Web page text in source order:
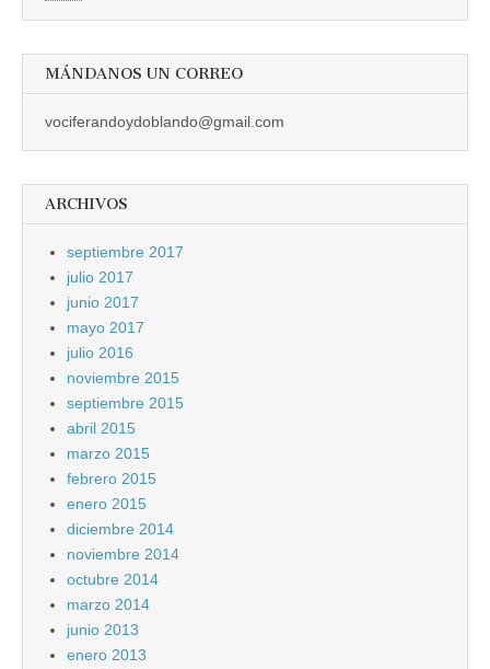
MÁNDANOS UN CORREO
vociferandoydoblando@gmail.com
ARCHIVOS
septiembre 2017
julio 2017
junio 2017
mayo 2017
julio 2016
noviembre 2015
septiembre 2015
abril 2015
marzo 2015
febrero 2015
enero 2015
diciembre 2014
noviembre 2014
octubre 2014
marzo 2014
junio 2013
enero 2013